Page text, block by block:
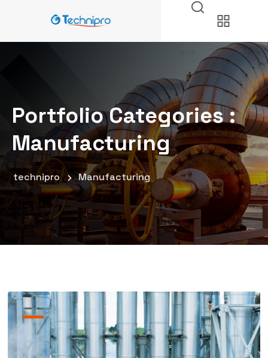
Portfolio Categories :
Manufacturing
technipro Manufacturing